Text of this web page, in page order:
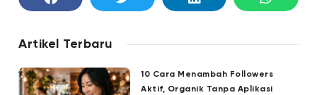
Artikel Terbaru
10 Cara Menambah Followers
Aktif, Organik Tanpa Aplikasi